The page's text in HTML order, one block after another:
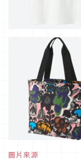
圖片來源